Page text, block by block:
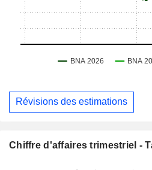
Révisions des estimations
Chiffre d'affaires trimestriel -